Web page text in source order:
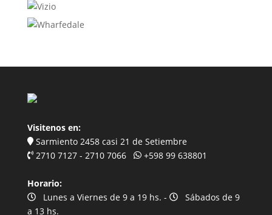
Visitenos en:
Sarmiento 2458 casi 21 de Setiembre
2710 7127 - 2710 7066
+598 99 638801
Horario:
Lunes a Viernes de 9 a 19 hs. -
Sábados de 9
a 13 hs.